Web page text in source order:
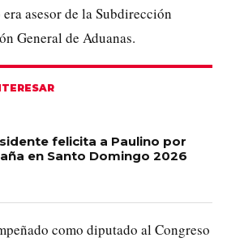
asesor de la Subdirección
General de Aduanas.
felicita a Paulino por
en Santo Domingo 2026
como diputado al Congreso